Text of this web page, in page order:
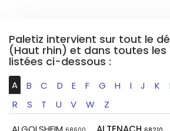
Paletiz intervient sur tout le
(Haut rhin) et dans toutes les
listées ci-dessous :
A B C D E F G H I J K
R
S T U V W
Z